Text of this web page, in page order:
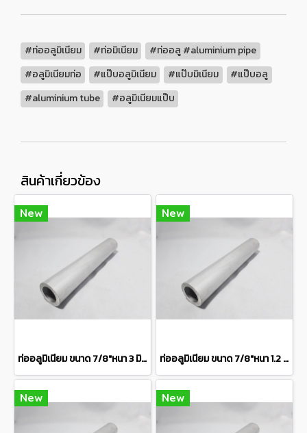
#ท่ออลูมิเนียม #ท่อมิเนียม
#ท่ออลู #aluminium pipe
#อลูมิเนียมท่อ
#แป๊บอลูมิเนียม #แป๊บมิเนียม
#แป๊บอลู
#aluminium tube
#อลูมิเนียมแป๊บ
สินค้าเกี่ยวข้อง
New
ท่ออลูมิเนียม ขนาด 7/8"หนา 3 มิล เกรด 6063 Aluminum pipe แบ่งขายความยาว 10 เซนติเมตร
New
ท่ออลูมิเนียม ขนาด 7/8"หนา 1.2 มิล เกรด 6063 Aluminum pipeแบ่งขายความยาว 10 เซนติเมตร
New New